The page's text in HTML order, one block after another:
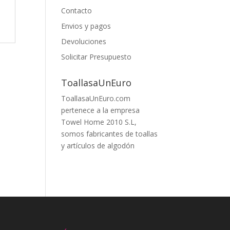
Contacto
Envios y pagos
Devoluciones
Solicitar Presupuesto
ToallasaUnEuro
ToallasaUnEuro.com
pertenece a la empresa
Towel Home 2010 S.L,
somos fabricantes de toallas
y artículos de algodón